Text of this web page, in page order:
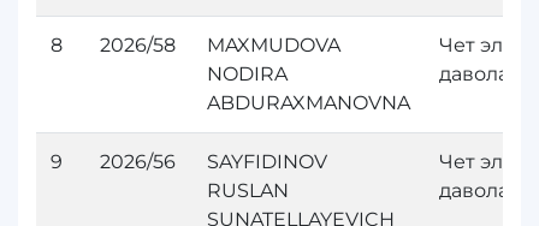
8 2026/58
MAXMUDOVA
NODIRA
ABDURAXMANOVNA
Чет элда
9 2026/56
SAYFIDINOV
RUSLAN
SUNATELLAYEVICH
Чет элда